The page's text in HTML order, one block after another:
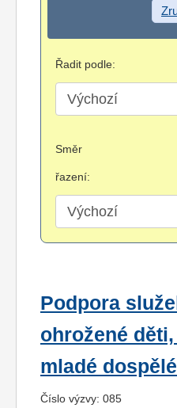
Řadit podle:
Směr
řazení:
Podpora
ohrožené
mladé
Číslo výzvy: 085